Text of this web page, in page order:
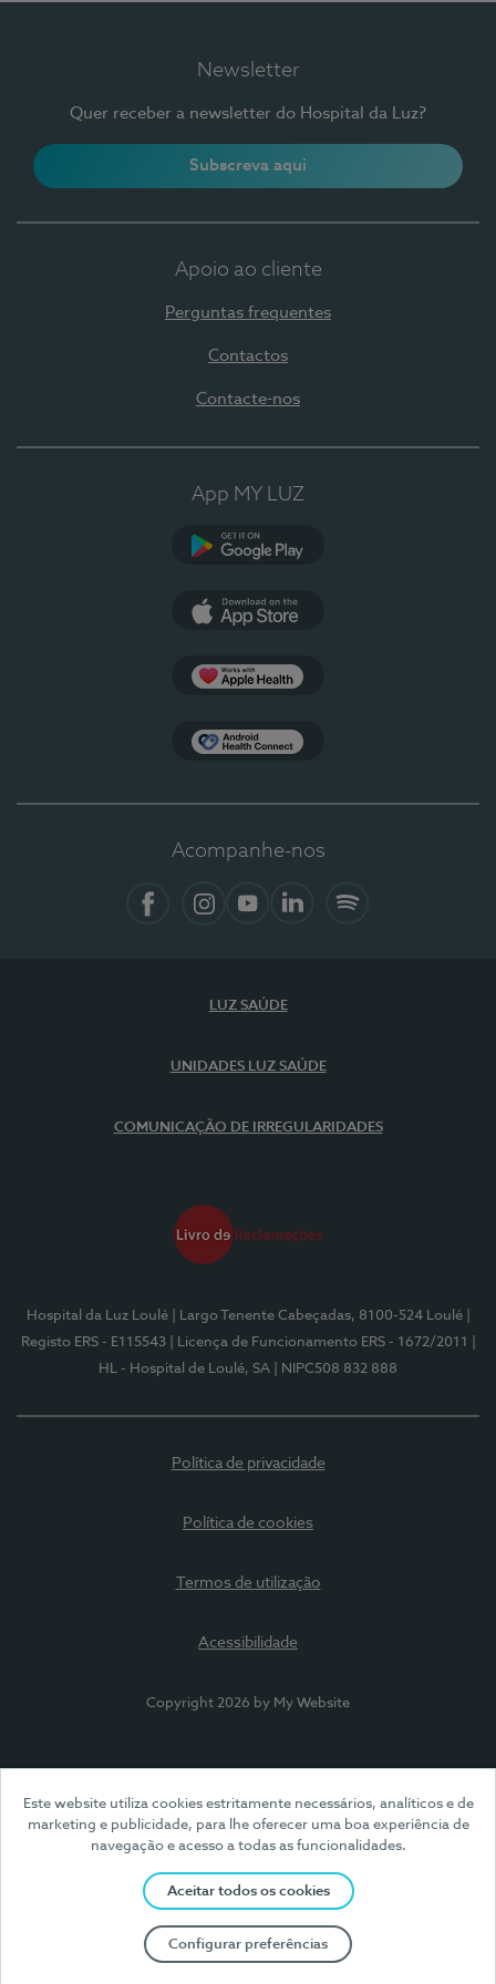
Este website utiliza cookies estritamente necessários, analíticos e de
marketing e publicidade, para lhe oferecer uma boa experiência de
navegação e acesso a todas as funcionalidades.
Aceitar todos os cookies
Configurar preferências
Newsletter
Quer receber a newsletter do Hospital da Luz?
Subscreva aqui
Apoio ao cliente
Perguntas frequentes
Contactos
Contacte-nos
App MY LUZ
Acompanhe-nos
LUZ SAÚDE
UNIDADES LUZ SAÚDE
COMUNICAÇÃO DE IRREGULARIDADES
Hospital da Luz Loulé | Largo Tenente Cabeçadas, 8100-524 Loulé
Registo ERS - E115543
| Licença de Funcionamento ERS - 1672/2011
HL - Hospital de Loulé, SA
| NIPC508 832 888
Política de privacidade
Política de cookies
Termos de utilização
Acessibilidade
Copyright 2026 by My Website